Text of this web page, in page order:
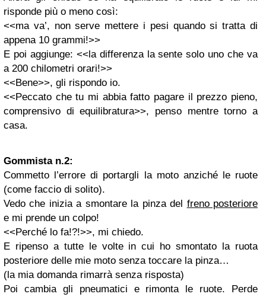
risponde più o meno così:
<<ma va’, non serve mettere i pesi quando si tratta di
appena 10 grammi!>>
E poi aggiunge: <<la differenza la sente solo uno che va
a 200 chilometri orari!>>
<<Bene>>, gli rispondo io.
<<Peccato che tu mi abbia fatto pagare il prezzo pieno,
comprensivo di equilibratura>>, penso mentre torno a
casa.
Gommista n.2:
Commetto l’errore di portargli la moto anziché le ruote
(come faccio di solito).
Vedo che inizia a smontare la pinza del freno posteriore
e mi prende un colpo!
<<Perché lo fa!?!>>, mi chiedo.
E ripenso a tutte le volte in cui ho smontato la ruota
posteriore delle mie moto senza toccare la pinza…
(la mia domanda rimarrà senza risposta)
Poi cambia gli pneumatici e rimonta le ruote. Perde